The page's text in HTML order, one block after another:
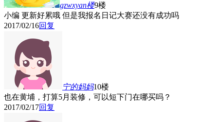
gzwxyan楼9楼
小编 更新好累哦 但是我报名日记大赛还没有成功吗
2017/02/16回复
宁的妈妈10楼
也在黄埔，打算5月装修，可以短下门在哪买吗？
2017/02/17回复